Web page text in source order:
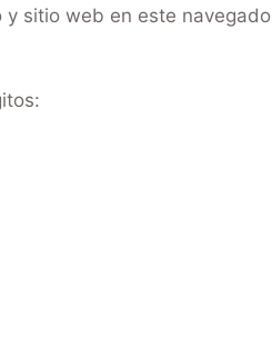
sitio web en este